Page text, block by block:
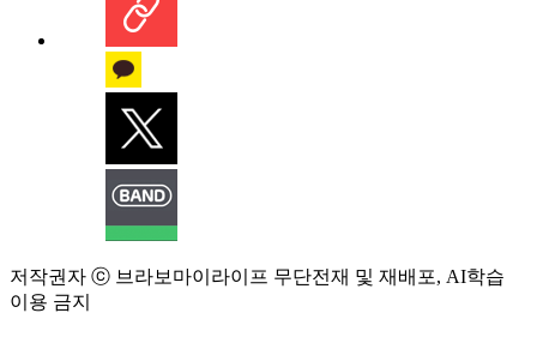
저작권자 ⓒ 브라보마이라이프 무단전재 및 재배포, AI학습
이용 금지